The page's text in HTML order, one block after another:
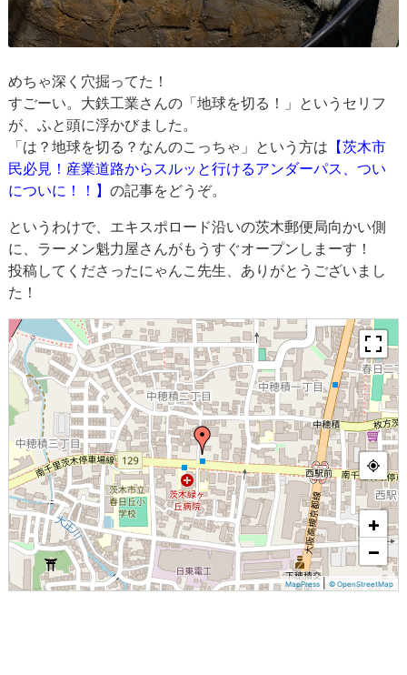
めちゃ深く穴掘ってた！
すごーい。大鉄工業さんの「地球を切る！」というセリフ
が、ふと頭に浮かびました。
「は？地球を切る？なんのこっちゃ」という方は 【茨木市
民必見！産業道路からスルッと行けるアンダーパス、つい
についに！！】の記事をどうぞ。
というわけで、エキスポロード沿いの茨木郵便局向かい側
に、ラーメン魁力屋さんがもうすぐオープンしまーす！
投稿してくださったにゃんこ先生、ありがとうございまし
た！
+
−
MapPress| © OpenStreetMap